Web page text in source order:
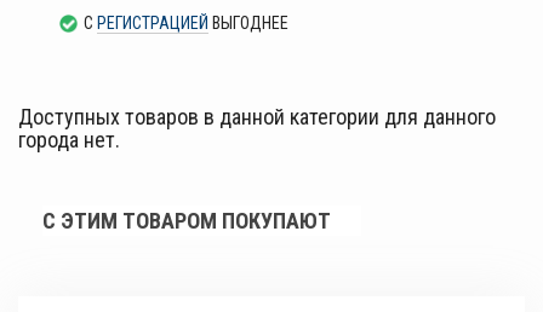
С РЕГИСТРАЦИЕЙ ВЫГОДНЕЕ
Доступных товаров в данной категории для данного
города нет.
С ЭТИМ ТОВАРОМ ПОКУПАЮТ